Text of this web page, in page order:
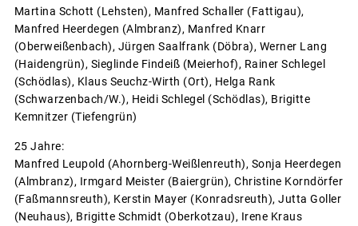
Martina Schott (Lehsten), Manfred Schaller (Fattigau),
Manfred Heerdegen (Almbranz), Manfred Knarr
(Oberweißenbach), Jürgen Saalfrank (Döbra), Werner Lang
(Haidengrün), Sieglinde Findeiß (Meierhof), Rainer Schlegel
(Schödlas), Klaus Seuchz-Wirth (Ort), Helga Rank
(Schwarzenbach/W.), Heidi Schlegel (Schödlas), Brigitte
Kemnitzer (Tiefengrün)
25 Jahre:
Manfred Leupold (Ahornberg-Weißlenreuth), Sonja Heerdegen
(Almbranz), Irmgard Meister (Baiergrün), Christine Korndörfer
(Faßmannsreuth), Kerstin Mayer (Konradsreuth), Jutta Goller
(Neuhaus), Brigitte Schmidt (Oberkotzau), Irene Kraus